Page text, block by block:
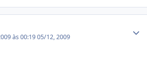
às 00:1905/12, 2009